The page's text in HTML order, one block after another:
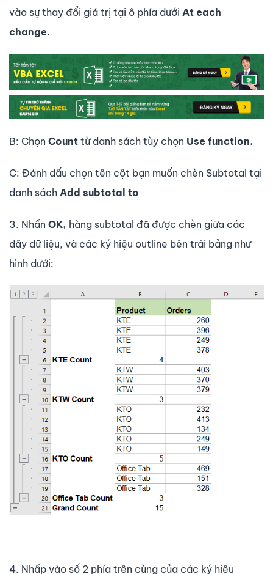
vào sự thay đổi giá trị tại ô phía dưới At each
change.
B: Chọn Count từ danh sách tùy chọn Use function.
C: Đánh dấu chọn tên cột bạn muốn chèn Subtotal tại
danh sách Add subtotal to
3. Nhấn OK, hàng subtotal đã được chèn giữa các
dãy dữ liệu, và các ký hiệu outline bên trái bảng như
hình dưới:
4. Nhấp vào số 2 phía trên cùng của các ký hiệu